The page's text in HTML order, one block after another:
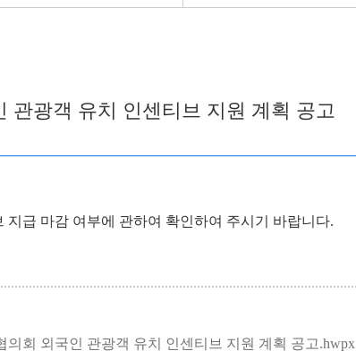
관광객 유치 인센티브 지원 계획 공고
급 마감 여부에 관하여 확인하여 주시기 바랍니다.
의회 외국인 관광객 유치 인센티브 지원 계획 공고.hwpx